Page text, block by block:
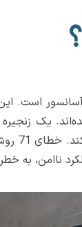
آسانسور
یک
ناامن، به